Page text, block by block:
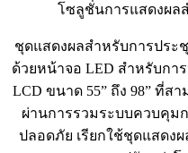
โซลูชั่นการแสดงผล
ชุดแสดงผลสำหรับการประ
ด้วยหน้าจอ LED สำหรับกา
LCD ขนาด 55” ถึง 98” ที่ส
ผ่านการรวมระบบควบคุม
ปลอดภัย เรียกใช้ชุดแสดง